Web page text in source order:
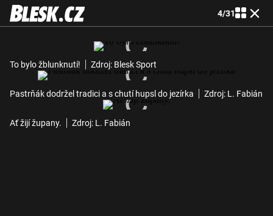
4/31
To bylo žblunknutí! Zdroj: Blesk Sport
Pastrňák dodržel tradici a s chutí hupsl do jezírka Zdroj: L. Fabián
Ať žijí župany. Zdroj: L. Fabián